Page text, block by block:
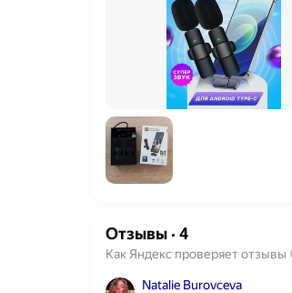
Отзывы· 4
Как Яндекс проверяет отзывы
Natalie Burovceva